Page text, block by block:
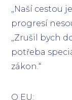
„Naší cestou
progresí nes
„Zrušil bych
potřeba
zákon.“
O EU: